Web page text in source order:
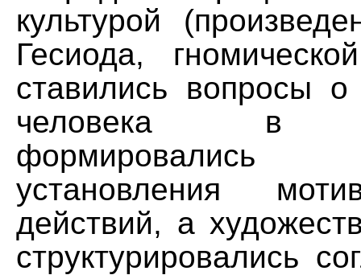
культурой
Гесиода,
ставились вопросы
человека в
установления
действий, а
структурировались